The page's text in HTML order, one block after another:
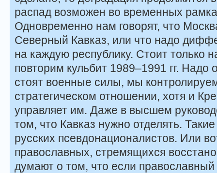
распад возможен во временных
Одновременно нам говорят, что
Северный Кавказ, или что надо
на каждую республику. Стоит только
повторим кульбит 1989–1991 гг. Надо
стоят военные силы, мы
стратегическом отношении, хотя и
управляет им. Даже в высшем
том, что Кавказ нужно отделять.
русских псевдонационалистов. Или
православных, стремящихся
думают о том, что если